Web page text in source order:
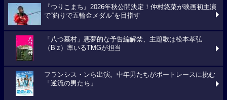
『つりこまち』2026年秋公開決定！仲村悠菜が映画初主演
で“釣りで五輪金メダル”を目指す
「八つ墓村」悪夢的な予告編解禁、主題歌は松本孝弘
（B’z）率いるTMGが担当
フランシス・ンら出演。中年男たちがボートレースに挑む
「逆流の男たち」